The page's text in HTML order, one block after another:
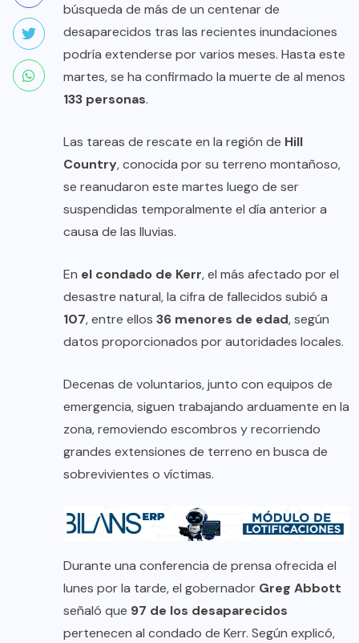
búsqueda de más de un centenar de
desaparecidos tras las recientes inundaciones
podría extenderse por varios meses. Hasta este
martes, se ha confirmado la muerte de al menos
133 personas.
Las tareas de rescate en la región de Hill
Country, conocida por su terreno montañoso,
se reanudaron este martes luego de ser
suspendidas temporalmente el día anterior a
causa de las lluvias.
En el condado de Kerr, el más afectado por el
desastre natural, la cifra de fallecidos subió a
107, entre ellos 36 menores de edad, según
datos proporcionados por autoridades locales.
Decenas de voluntarios, junto con equipos de
emergencia, siguen trabajando arduamente en la
zona, removiendo escombros y recorriendo
grandes extensiones de terreno en busca de
sobrevivientes o víctimas.
Durante una conferencia de prensa ofrecida el
lunes por la tarde, el gobernador Greg Abbott
señaló que 97 de los desaparecidos
pertenecen al condado de Kerr. Según explicó,